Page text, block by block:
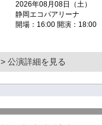
2026年08月08日（土）
静岡エコパアリーナ
開場：16:00 開演：18:00
> 公演詳細を見る